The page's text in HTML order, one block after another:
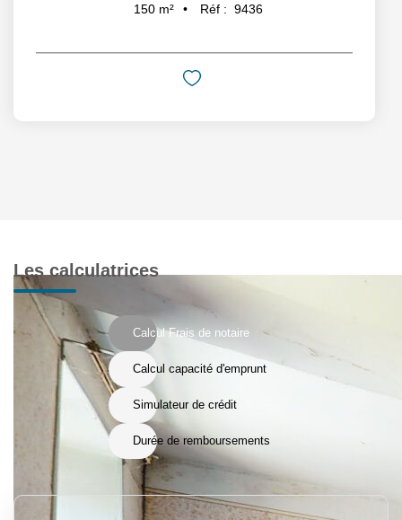
150 m² Réf : 9436
Les calculatrices
Calcul Frais de notaire
Calcul capacité d'emprunt
Simulateur de crédit
Durée de remboursements